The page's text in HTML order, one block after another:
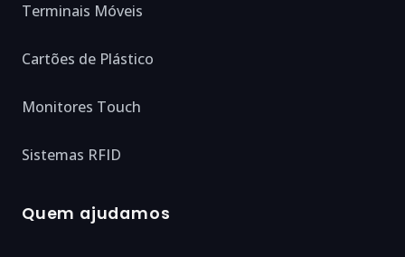
Terminais Móveis
Cartões de Plástico
Monitores Touch
Sistemas RFID
Quem ajudamos